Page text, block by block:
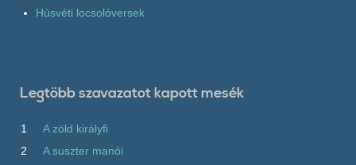
Húsvéti locsolóversek
Legtöbb szavazatot kapott mesék
1
A zöld királyfi
2
A suszter manói